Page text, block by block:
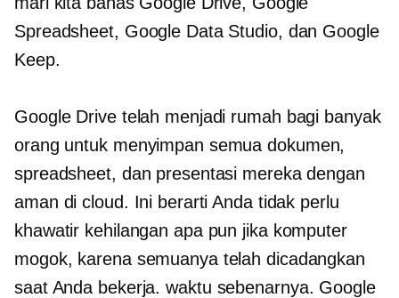
Spreadsheet, Google Data Studio, dan Google
Keep.
Google Drive telah menjadi rumah bagi banyak
orang untuk menyimpan semua dokumen,
spreadsheet, dan presentasi mereka dengan
aman di cloud. Ini berarti Anda tidak perlu
khawatir kehilangan apa pun jika komputer
mogok, karena semuanya telah dicadangkan
saat Anda bekerja.waktu sebenarnya. Google